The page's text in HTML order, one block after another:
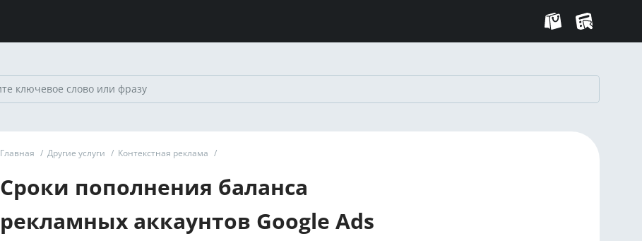
Главная / Другие услуги / Контекстная реклама /
Сроки пополнения баланса
рекламных аккаунтов Google Ads